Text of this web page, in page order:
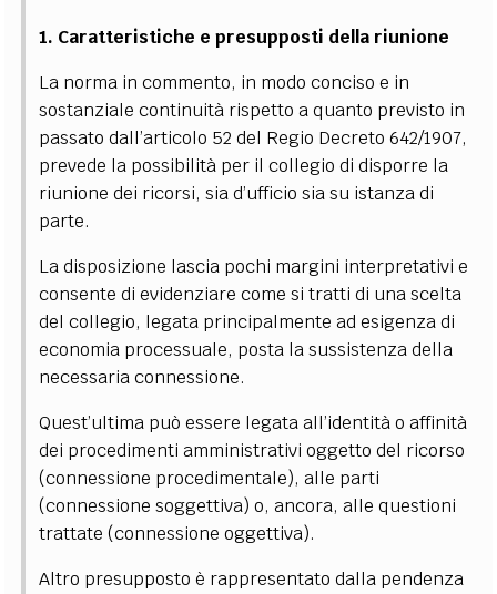
1. Caratteristiche e presupposti della riunione
La norma in commento, in modo conciso e in
sostanziale continuità rispetto a quanto previsto in
passato dall’articolo 52 del Regio Decreto 642/1907,
prevede la possibilità per il collegio di disporre la
riunione dei ricorsi, sia d’ufficio sia su istanza di
parte.
La disposizione lascia pochi margini interpretativi e
consente di evidenziare come si tratti di una scelta
del collegio, legata principalmente ad esigenza di
economia processuale, posta la sussistenza della
necessaria connessione.
Quest’ultima può essere legata all’identità o affinità
dei procedimenti amministrativi oggetto del ricorso
(connessione procedimentale), alle parti
(connessione soggettiva) o, ancora, alle questioni
trattate (connessione oggettiva).
Altro presupposto è rappresentato dalla pendenza